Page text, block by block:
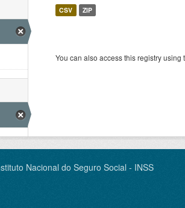
CSV ZIP
You can also access this registry using
Nacional do Seguro Social - INSS